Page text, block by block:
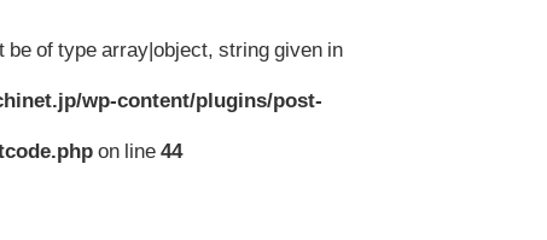
be of type array|object, string given in
wp-content/plugins/post-
on line44